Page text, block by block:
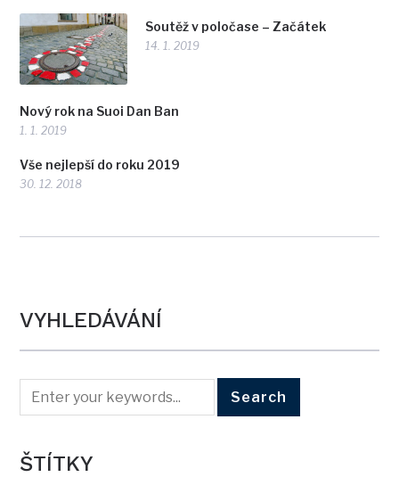
Soutěž v poločase – Začátek
14. 1. 2019
Nový rok na Suoi Dan Ban
1. 1. 2019
Vše nejlepší do roku 2019
30. 12. 2018
VYHLEDÁVÁNÍ
ŠTÍTKY